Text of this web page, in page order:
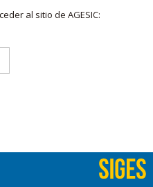
al sitio de AGESIC: